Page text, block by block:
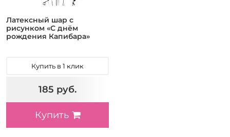
Латексный шар с
рисунком «С днём
рождения Капибара»
Купить в 1 клик
185 руб.
Купить